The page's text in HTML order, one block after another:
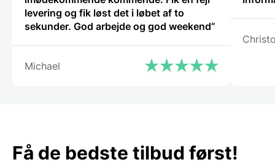
levering og fik løst det i løbet af to
sekunder. God arbejde og god weekend”
Michael
Få de bedste tilbud først!